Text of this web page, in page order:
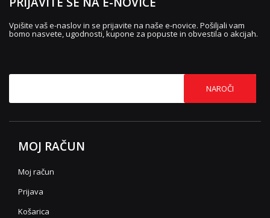
Vpišite vaš e-naslov in se prijavite na naše e-novice. Pošiljali vam
bomo nasvete, ugodnosti, kupone za popuste in obvestila o akcijah.
NAROČI
MOJ RAČUN
Moj račun
Prijava
Košarica